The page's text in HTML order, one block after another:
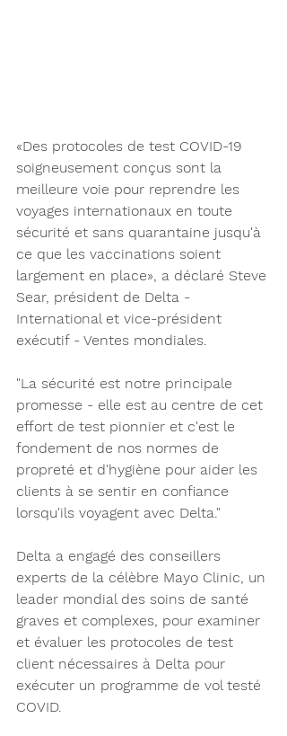
«Des protocoles de test COVID-19
soigneusement conçus sont la
meilleure voie pour reprendre les
voyages internationaux en toute
sécurité et sans quarantaine jusqu'à
ce que les vaccinations soient
largement en place», a déclaré Steve
Sear, président de Delta -
International et vice-président
exécutif - Ventes mondiales.
"La sécurité est notre principale
promesse - elle est au centre de cet
effort de test pionnier et c'est le
fondement de nos normes de
propreté et d'hygiène pour aider les
clients à se sentir en confiance
lorsqu'ils voyagent avec Delta."
Delta a engagé des conseillers
experts de la célèbre Mayo Clinic, un
leader mondial des soins de santé
graves et complexes, pour examiner
et évaluer les protocoles de test
client nécessaires à Delta pour
exécuter un programme de vol testé
COVID.